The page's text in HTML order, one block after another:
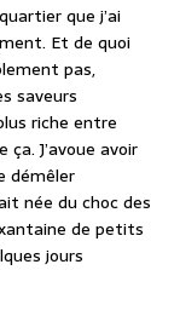
que j’ai
Et de quoi
pas,
saveurs
riche entre
J’avoue avoir
démêler
née du choc des
de petits
jours